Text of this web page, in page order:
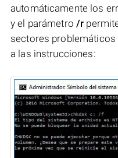
automáticamente los
y el parámetro /r
sectores problemáticos
a las instrucciones: